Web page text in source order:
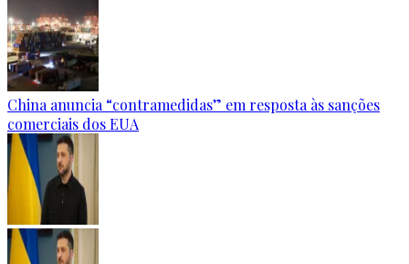
China anuncia “contramedidas” em resposta às sanções
comerciais dos EUA